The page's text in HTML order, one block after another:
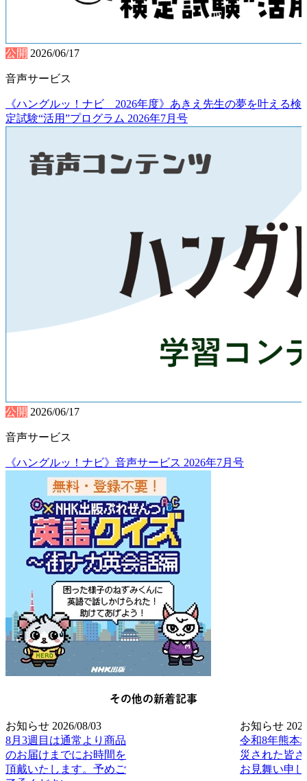
公開 2026/06/17
音声サービス
《ハングルッ！ナビ 2026年度》あきえ先生の夢を叶える検
定試験“活用”プログラム 2026年7月号
公開 2026/06/17
音声サービス
《ハングルッ！ナビ》音声サービス 2026年7月号
その他の新着記事
お知らせ 2026/08/03
8月3週目は通常より商品
のお届けまでにお時間を
頂戴いたします。予めご
お知らせ
令和8年熊本
災された皆
お見舞い申